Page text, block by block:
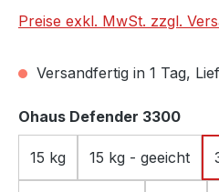
Preise exkl. MwSt. zzgl.
Versandfertig in 1 Tag,
Ohaus Defender 3300
15 kg 15 kg - geeicht